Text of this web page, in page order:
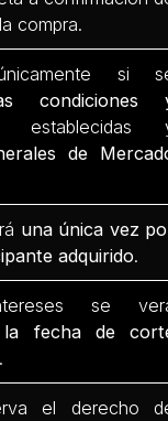
compra.
si
condiciones
de
una única vez
adquirido.
se
fecha de
el derecho